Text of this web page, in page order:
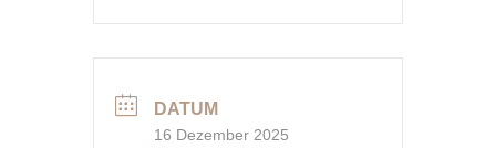
DATUM
16 Dezember 2025